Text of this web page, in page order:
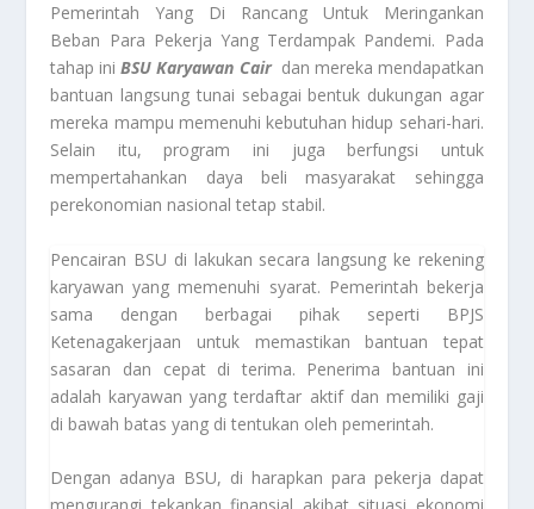
Pemerintah Yang Di Rancang Untuk Meringankan
Beban Para Pekerja Yang Terdampak Pandemi. Pada
tahap iniBSU Karyawan Cair dan mereka mendapatkan
bantuan langsung tunai sebagai bentuk dukungan agar
mereka mampu memenuhi kebutuhan hidup sehari-hari.
Selain itu, program ini juga berfungsi untuk
mempertahankan daya beli masyarakat sehingga
perekonomian nasional tetap stabil.
Pencairan BSU di lakukan secara langsung ke rekening
karyawan yang memenuhi syarat. Pemerintah bekerja
sama dengan berbagai pihak seperti BPJS
Ketenagakerjaan untuk memastikan bantuan tepat
sasaran dan cepat di terima. Penerima bantuan ini
adalah karyawan yang terdaftar aktif dan memiliki gaji
di bawah batas yang di tentukan oleh pemerintah.
Dengan adanya BSU, di harapkan para pekerja dapat